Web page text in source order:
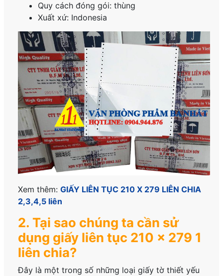
Quy cách đóng gói: thùng
Xuất xứ: Indonesia
Xem thêm:GIẤY LIÊN TỤC 210 X 279 LIÊN CHIA
2,3,4,5 liên
2. Tại sao chúng ta cần sử
dụng giấy liên tục 210 x 279 1
liên chia?
Đây là một trong số những loại giấy tờ thiết yếu